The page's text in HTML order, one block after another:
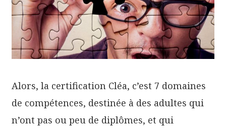
Alors, la certification Cléa, c’est 7 domaines
de compétences, destinée à des adultes qui
n’ont pas ou peu de diplômes, et qui